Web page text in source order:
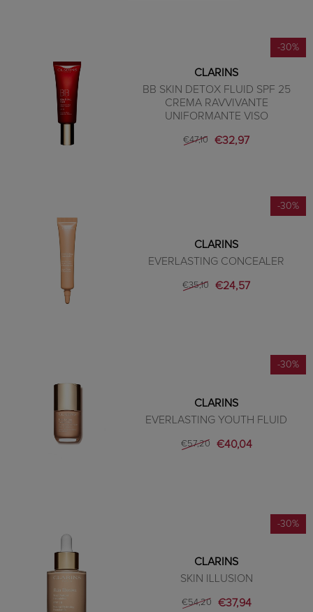
-30%
CLARINS
BB SKIN DETOX FLUID SPF 25
CREMA RAVVIVANTE
UNIFORMANTE VISO
€47,10 €32,97
-30%
CLARINS
EVERLASTING CONCEALER
€35,10 €24,57
-30%
CLARINS
EVERLASTING YOUTH FLUID
€57,20 €40,04
-30%
CLARINS
SKIN ILLUSION
€54,20 €37,94